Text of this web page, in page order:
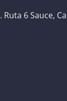
6 Sauce,